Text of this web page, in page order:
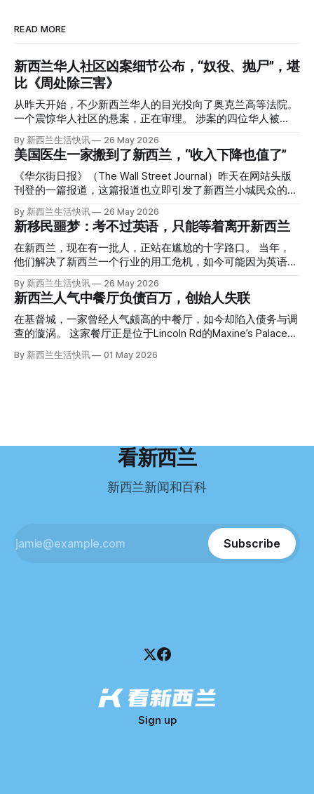
READ MORE
新西兰华人社区凶案细节公布，“奴役、抛尸”，堪
比《周处除三害》
从昨天开始，不少新西兰华人的目光投向了奥克兰高等法院。
一个震惊华人社区的悬案，正在审理。 涉案的四位华人被
告，站在了法庭，被控与一位70岁中国女人的死有关。 事情
的复杂程度，远超人们的想象。 神秘的黑色塑料袋 先让我们
回到2024年3月12日。 新西兰一个名叫Paul Middleton的老
人，在奥克兰Gulf Harbour钓鱼时，发现了一个黑色塑料袋，
里面是一堆衣服。 再扒开衣服，他看到了一只手，一只人
腰部对折，黑色胶带缠着头、手腕和身体，整个人被绑成胎儿
状。 两个10公斤的米袋装满了石头，用胶带死死缠在尸体
上。 死者是亚洲面孔的老年女性，头部、脸、胳膊都有钝器
伤，当时身穿一件“娟燕牌”内衣和黑色长裤。 她是谁？没有人
Operation Parade的案子，开始调查。 米袋泄露秘密 破案的
关键，是两个米袋。这两个塑料米袋里装着用来压住尸体的花
园石头。 每个米袋上都有序列号。 警察一家家查，发现这批
米是在奥克兰北岸一家超市卖的。
By 新西兰生活快讯 26 May 2026
美国医生一家搬到了新西兰，“收入下降也值了”
《华尔街日报》（The Wall Street Journal）昨天在网站头版
刊登的一篇报道，这篇报道也立即引发了新西兰小城民众的兴
趣： “精疲力尽的美国医生，正在离开美国，前往新西兰一座
偏远小镇。” “精疲力尽的美国医生”搬家新西兰 四年前，在加
州拉霍亚（La Jolla）一家医院担任内科医生的Brandon
Williams医生达到了崩溃的边缘。 患者人数激增、医疗人员短
缺、医疗事故诉讼的威胁，以及对患者无力支付医疗费用的忧
（PTSD）。他的其中一位同事甚至因自杀身亡。 他并不想放
弃从医，但他不想再在美国行医了。 于是，他与38岁的妻子
Ellen Williams开始在欧洲寻找更好的选择。 就在那时，他收
到了一封来自新西兰医疗招聘人员的信。 “虽然跑到那个‘与世
义。”现年39岁的加州人Brandon说道。 2024年11月，这家人
By 新西兰生活快讯 26 May 2026
新移民噩梦：考不过英语，只能等着离开新西兰
在新西兰，现在有一批人，正站在尴尬的十字路口。 当年，
他们解决了新西兰一个行业的用工危机，如今可能因为英语考
试，不得不在几年内离开这个国家。 一位移民的无奈感叹：
“如果我们真能考到那个分数，就不会来开公交车了。” 因为英
语，他们一直无法上岸 来自菲律宾的Ryan De Guzman，就是
这批人中的一员。 2023年，当他看到新西兰招聘海外公交司
机的信息时，几乎没有犹豫就提交了申请。 “我听说这里气候
年3月抵达奥克兰。 当时心里盘算着：努力工作两年，申请居
所需的英语门槛。 De Guzman选择了另一项考试——
Pearson Test of English，最终成绩是45分，而申请要求是58
By 新西兰生活快讯 26 May 2026
新西兰人气中餐厅负债百万，创始人失联
在基督城，一家曾经人气颇高的中餐厅，如今却陷入债务与调
查的漩涡。 这家餐厅正是位于Lincoln Rd的Maxine’s Palace。
其背后的公司已进入清算程序，债务总额接近100万纽币，而
引人关注的是——清算人目前无法联系到创始人本人。 今年3
纽币，员工索赔金额仍在核算中。 整体债务规模，已经逼近
这导致公司财务记录尚未完全掌握，资产处置是否合理仍待核
在核查资产出售是否符合市
By 新西兰生活快讯 01 May 2026
看新西兰
新西兰新闻和百科
Subscribe
Sign up